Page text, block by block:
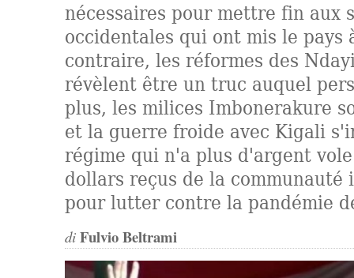
nécessaires pour mettre fin aux
occidentales qui ont mis le pays
contraire, les réformes des
révèlent être un truc auquel
plus, les milices Imbonerakure
et la guerre froide avec Kigali
régime qui n'a plus d'argent
dollars reçus de la communauté
pour lutter contre la pandémie
di Fulvio Beltrami